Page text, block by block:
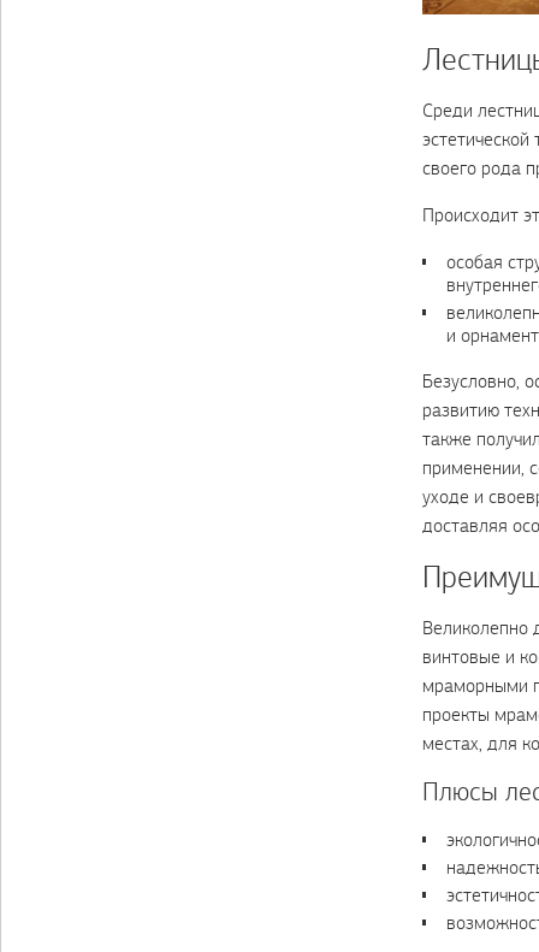
Среди
своего рода
Происходит
особая
и
Безусловно,
развитию
также
применении,
уходе и
доставляя
Великолепно
винтовые и
мраморными
проекты
местах, для
Плюсы